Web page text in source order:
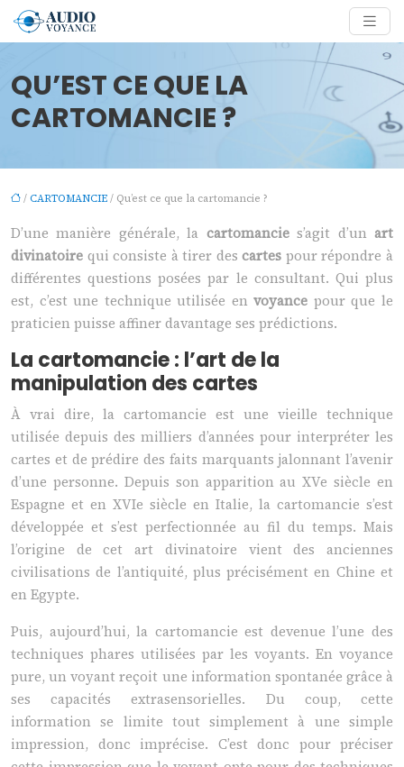
QU’EST CE QUE LA
CARTOMANCIE ?
/ CARTOMANCIE / Qu’est ce que la cartomancie ?
D’une manière générale, la cartomancies’agit d’unart
divinatoire qui consiste à tirer descartes pour répondre à
différentes questions posées par le consultant. Qui plus
est, c’est une technique utilisée envoyance pour que le
praticien puisse affiner davantage ses prédictions.
La cartomancie : l’art de la
manipulation des cartes
À vrai dire, la cartomancie est une vieille technique
utilisée depuis des milliers d’années pour interpréter les
cartes et de prédire des faits marquants jalonnant l’avenir
d’une personne. Depuis son apparition au XVe siècle en
Espagne et en XVIe siècle en Italie, la cartomancie s’est
développée et s’est perfectionnée au fil du temps. Mais
l’origine de cet art divinatoire vient des anciennes
civilisations de l’antiquité, plus précisément en Chine et
en Egypte.
Puis, aujourd’hui, la cartomancie est devenue l’une des
techniques phares utilisées par les voyants. En voyance
pure, un voyant reçoit une information spontanée grâce à
ses capacités extrasensorielles. Du coup, cette
information se limite tout simplement à une simple
impression, donc imprécise. C’est donc pour préciser